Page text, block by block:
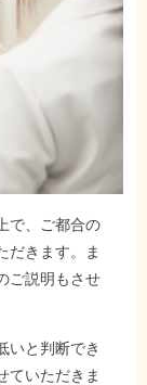
で、ご都合の
だきます。ま
ご説明もさせ
いと判断でき
ていただきま